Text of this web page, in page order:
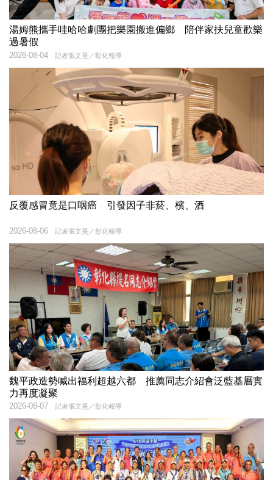
湯姆熊攜手哇哈哈劇團把樂園搬進偏鄉 陪伴家扶兒童歡樂
過暑假
記者張文熹／彰化報導
2026-08-04
反覆感冒竟是口咽癌 引發因子非菸、檳、酒
記者張文熹／彰化報導
2026-08-06
魏平政造勢喊出福利超越六都 推薦同志介紹會泛藍基層實
力再度凝聚
記者張文熹／彰化報導
2026-08-07